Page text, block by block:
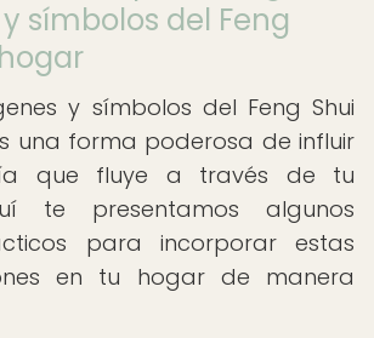
símbolos del Feng
y símbolos del Feng Shui
una forma poderosa de influir
que fluye a través de tu
te presentamos algunos
para incorporar estas
en tu hogar de manera